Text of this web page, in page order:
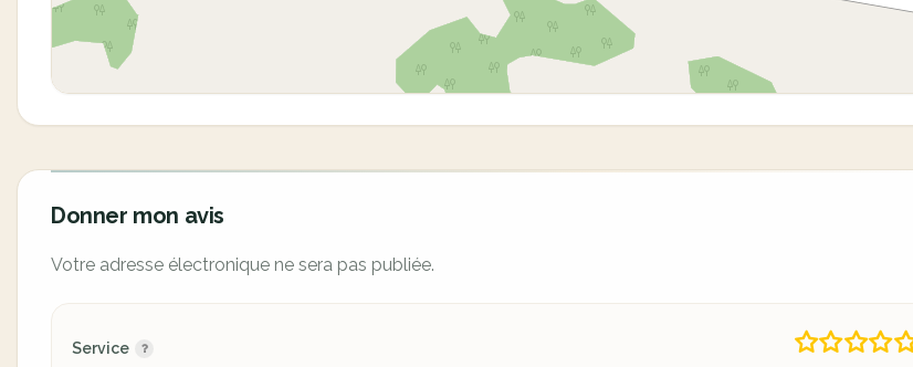
Donner mon avis
Votre adresse électronique ne sera pas publiée.
Service